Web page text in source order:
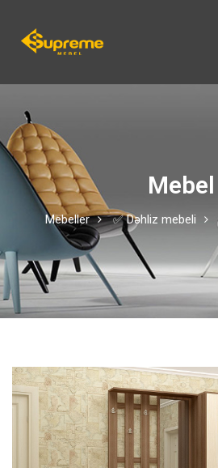
Mebel
Mebeller ✅ Dəhliz mebeli